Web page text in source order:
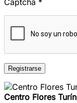
Captcha *
Registrarse
Centro Flores Turín